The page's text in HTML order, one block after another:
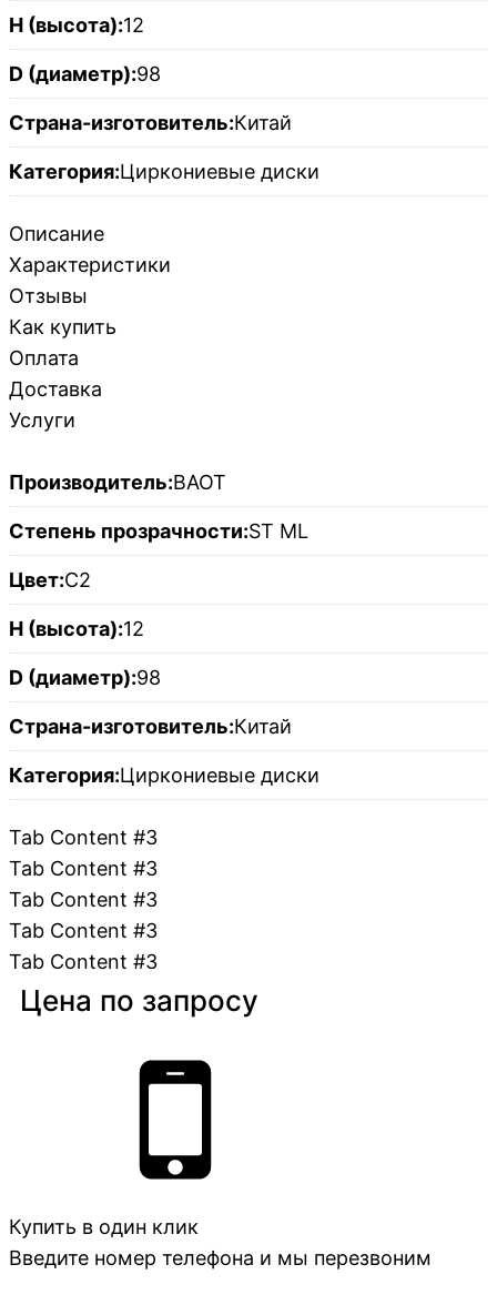
H (высота):12
D (диаметр):98
Страна-изготовитель:Китай
Категория:Циркониевые диски
Описание
Характеристики
Отзывы
Как купить
Оплата
Доставка
Услуги
Производитель:BAOT
Степень прозрачности:ST ML
Цвет:C2
H (высота):12
D (диаметр):98
Страна-изготовитель:Китай
Категория:Циркониевые диски
Tab Content #3
Tab Content #3
Tab Content #3
Tab Content #3
Tab Content #3
Цена по запросу
Купить в один клик
Введите номер телефона и мы перезвоним